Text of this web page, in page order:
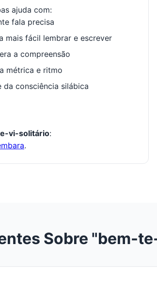
ajuda com:
fala precisa
fácil lembrar e escrever
a compreensão
métrica e ritmo
consciência silábica
vi-solitário:
.
Sobre "bem-